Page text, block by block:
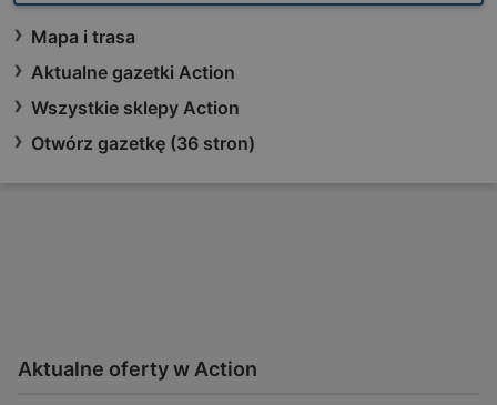
Mapa i trasa
Aktualne gazetki Action
Wszystkie sklepy Action
Otwórz gazetkę (36 stron)
Aktualne oferty w Action